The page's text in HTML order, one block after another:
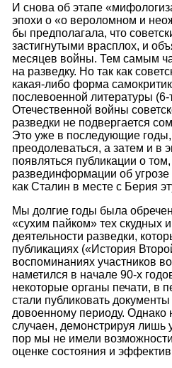
И снова об этапе
эпохи о «о вероломном и
бы предполагала, что
застигнутыми врасплох, и
месяцев войны. Тем самым
на разведку. Но так как
какая-либо форма
послевоенной литературы
Отечественной войны
разведки не подвергается
Это уже в последующие годы,
преодолеваться, а затем и в
появляться публикации о
развединформации об
как Сталин в месте с Берия
Мы долгие годы была
«сухим пайком» тех скудных
деятельности разведки,
публикациях («История
воспоминаниях участников
наметился в начале 90-х
некоторые органы печати, в
стали публиковать
довоенному периоду. Однако
случаен, демонстрируя лишь
пор мы не имели
оценке состояния и